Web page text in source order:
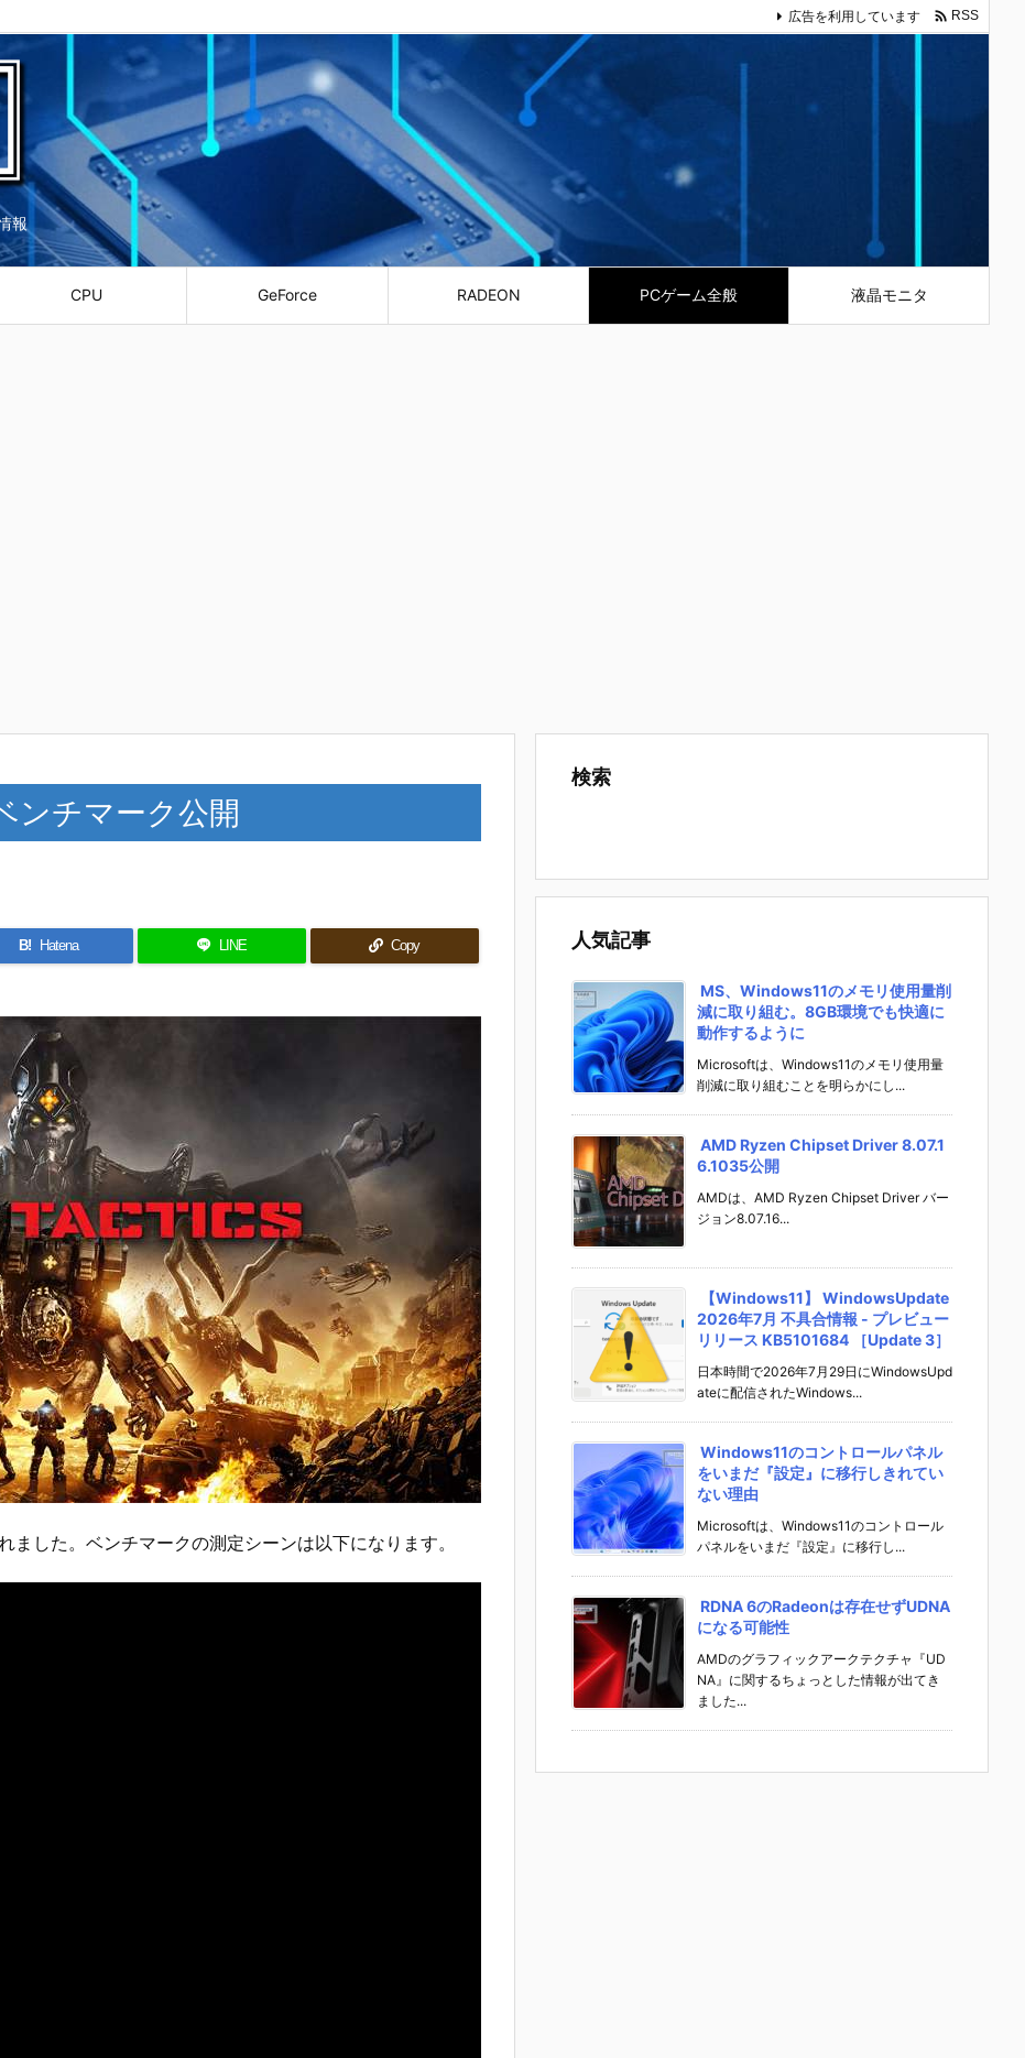
報
CPU GeForce RADEON PCゲーム全般 液晶モニタ
広告を利用しています  RSS
ンチマーク公開
B! Hatena LINE Copy
ました。ベンチマークの測定シーンは以下になります。
検索
人気記事
MS、Windows11のメモリ使用量削
減に取り組む。8GB環境でも快適に
動作するように
Microsoftは、Windows11のメモリ使用量
削減に取り組むことを明らかにし...
AMD Ryzen Chipset Driver 8.07.1
6.1035公開
AMDは、AMD Ryzen Chipset Driver バー
ジョン8.07.16...
【Windows11】 WindowsUpdate
2026年7月 不具合情報 - プレビュー
リリース KB5101684 ［Update 3］
日本時間で2026年7月29日にWindowsUpd
ateに配信されたWindows...
Windows11のコントロールパネル
をいまだ『設定』に移行しきれてい
ない理由
Microsoftは、Windows11のコントロール
パネルをいまだ『設定』に移行し...
RDNA 6のRadeonは存在せずUDNA
になる可能性
AMDのグラフィックアークテクチャ『UD
NA』に関するちょっとした情報が出てき
ました...